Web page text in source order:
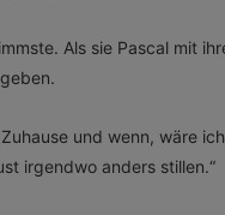
Als sie Pascal mit
und wenn, wäre
irgendwo anders stillen.“